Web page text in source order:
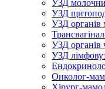
УЗД
УЗД
УЗД органів
УЗД органів
УЗД
Онколог-
Хірург-